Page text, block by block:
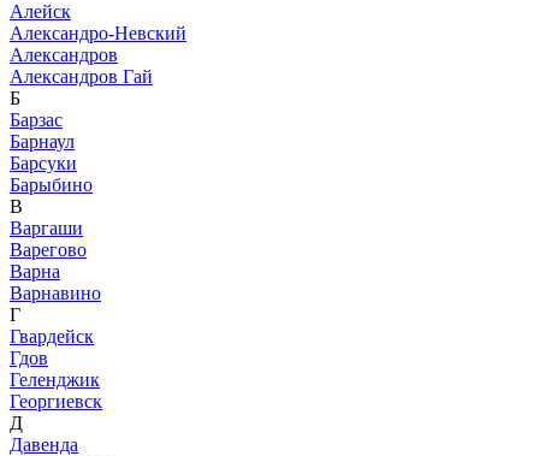
Алейск
Александро-Невский
Александров
Александров Гай
Б
Барзас
Барнаул
Барсуки
Барыбино
В
Варгаши
Варегово
Варна
Варнавино
Г
Гвардейск
Гдов
Геленджик
Георгиевск
Д
Давенда